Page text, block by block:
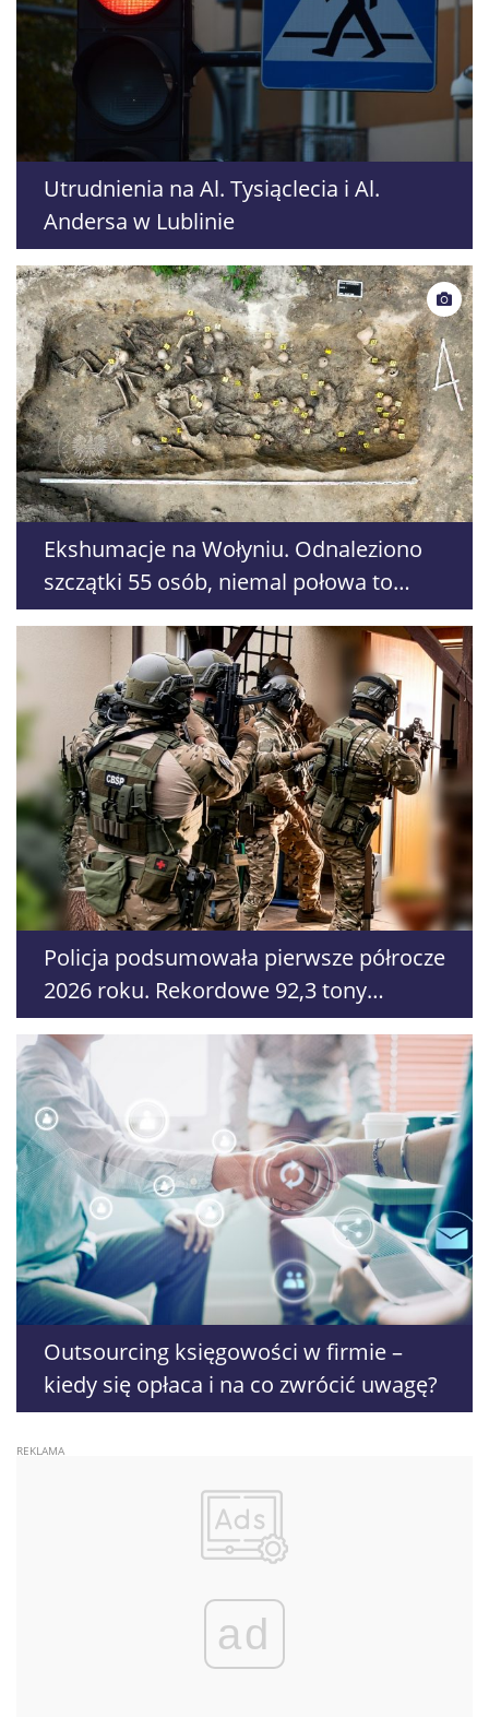
Utrudnienia na Al. Tysiąclecia i Al.
Andersa w Lublinie
Ekshumacje na Wołyniu. Odnaleziono
szczątki 55 osób, niemal połowa to
dzieci
Policja podsumowała pierwsze półrocze
2026 roku. Rekordowe 92,3 tony
zabezpieczonych narkotyków
Outsourcing księgowości w firmie –
kiedy się opłaca i na co zwrócić uwagę?
ad